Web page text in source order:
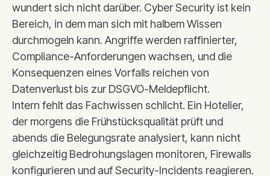
wundert sich nicht darüber. Cyber Security ist kein
Bereich, in dem man sich mit halbem Wissen
durchmogeln kann. Angriffe werden raffinierter,
Compliance-Anforderungen wachsen, und die
Konsequenzen eines Vorfalls reichen von
Datenverlust bis zur DSGVO-Meldepflicht.
Intern fehlt das Fachwissen schlicht. Ein Hotelier,
der morgens die Frühstücksqualität prüft und
abends die Belegungsrate analysiert, kann nicht
gleichzeitig Bedrohungslagen monitoren, Firewalls
konfigurieren und auf Security-Incidents reagieren.